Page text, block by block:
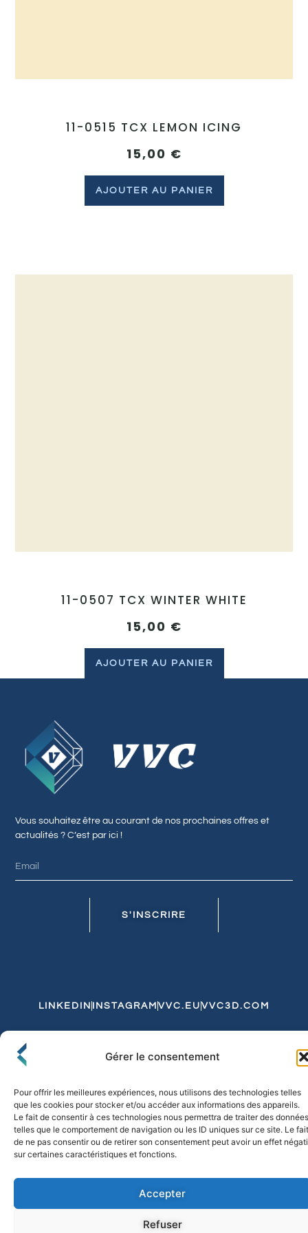
Gérer le consentement
Pour offrir les meilleures expériences, nous utilisons des technologies telles
que les cookies pour stocker et/ou accéder aux informations des appareils.
Le fait de consentir à ces technologies nous permettra de traiter des données
telles que le comportement de navigation ou les ID uniques sur ce site. Le fait
de ne pas consentir ou de retirer son consentement peut avoir un effet
sur certaines caractéristiques et fonctions.
Accepter
Refuser
11-0515 TCX LEMON ICING
15,00 €
AJOUTER AU PANIER
11-0507 TCX WINTER WHITE
15,00 €
AJOUTER AU PANIER
Vous souhaitez être au courant de nos prochaines offres et
actualités ? C’est par ici !
S'INSCRIRE
LINKEDIN INSTAGRAM VVC.EU VVC3D.COM
Politique de Confidentialité et de CookiesExpédition et Livraison
© 2026 FLO & CO. All Rights Reserved